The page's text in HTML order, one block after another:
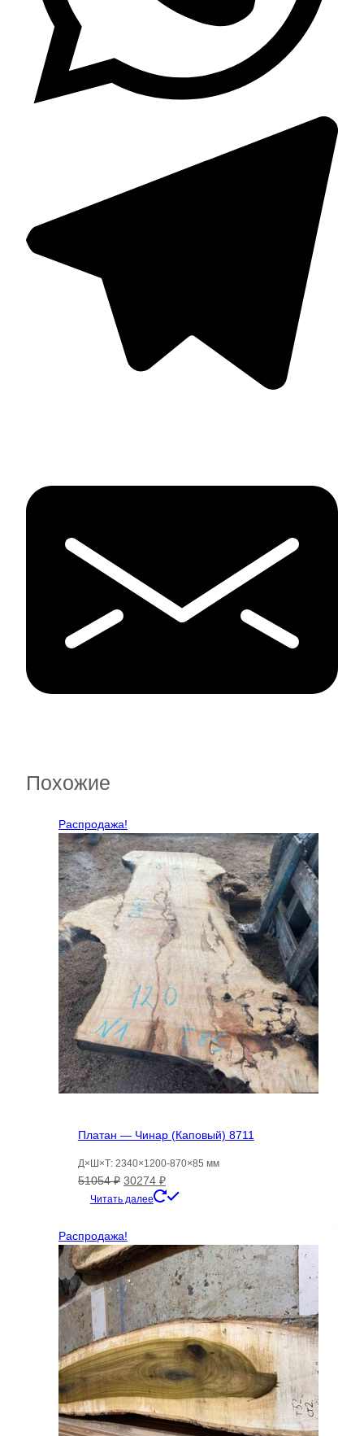
Похожие
Распродажа!
Платан — Чинар (Каповый) 8711
Д×Ш×Т: 2340×1200-870×85 мм
51054₽ Первоначальная
цена
51054 ₽.
30274 ₽Текущая
цена:
Читать далее
Распродажа!